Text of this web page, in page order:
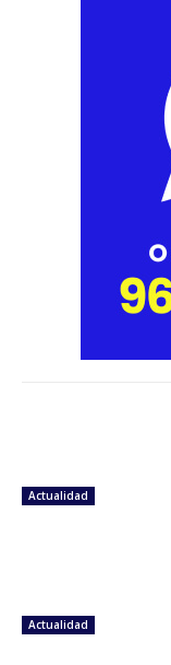
Actualidad
Actualidad